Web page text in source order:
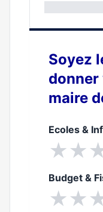
Soyez
donner
maire
Ecoles &
★★
Budget &
★★